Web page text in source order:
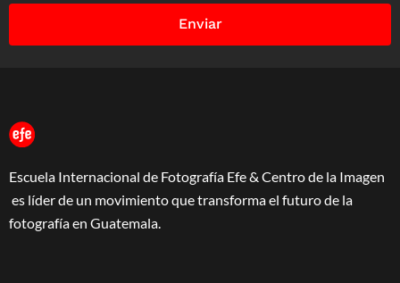
Enviar
Escuela Internacional de Fotografía Efe & Centro de la Imagen
es líder de un movimiento que transforma el futuro de la
fotografía en Guatemala.